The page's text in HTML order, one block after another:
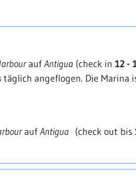
Feier am 24.02.2017.
auf Antigua (check in 12 -
täglich angeflogen. Die Marina
auf Antigua (check out bis